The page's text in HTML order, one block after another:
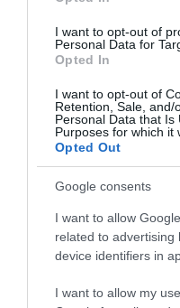
I want to opt-out of
Personal Data for
Opted In
I want to opt-out of
Retention, Sale, and/
Personal Data that Is
Purposes for which it
Opted Out
Google consents
I want to allow
related to advertising
device identifiers in
I want to allow my